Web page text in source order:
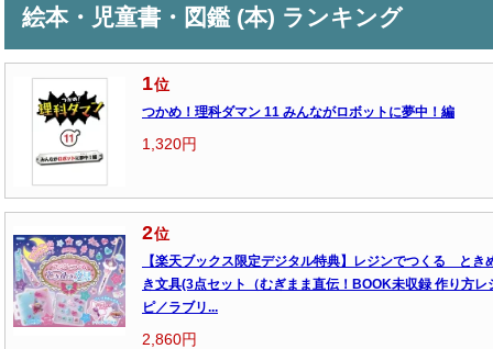
絵本・児童書・図鑑 (本) ランキング
1位
つかめ！理科ダマン 11 みんながロボットに夢中！編
1,320円
2位
【楽天ブックス限定デジタル特典】レジンでつくる とき
き文具(3点セット（むぎまま直伝！BOOK未収録 作り方レ
ピ／ラブリ...
2,860円